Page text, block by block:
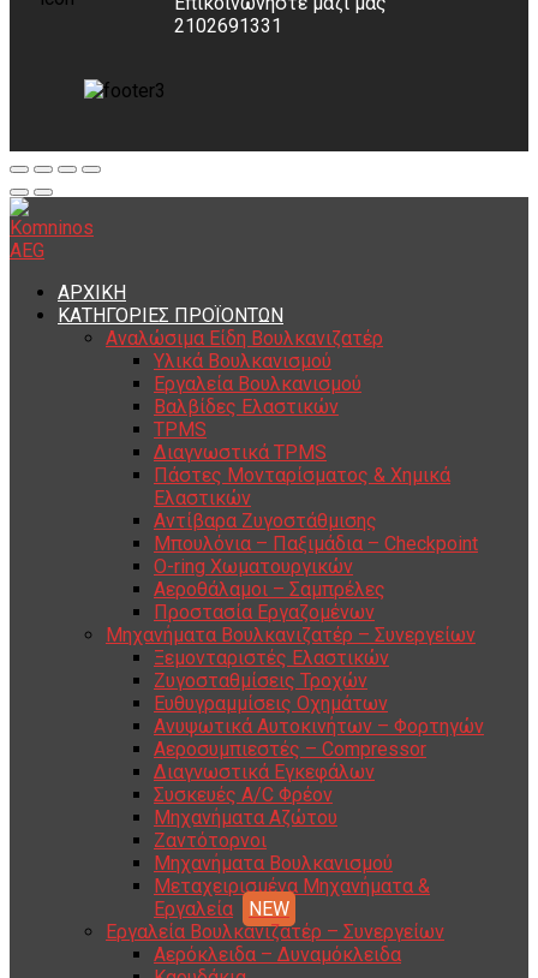
2102691331
ΑΡΧΙΚΗ
ΚΑΤΗΓΟΡΙΕΣ ΠΡΟΪΟΝΤΩΝ
Αναλώσιμα Είδη Βουλκανιζατέρ
Υλικά Βουλκανισμού
Εργαλεία Βουλκανισμού
Βαλβίδες Ελαστικών
TPMS
Διαγνωστικά TPMS
Πάστες Μονταρίσματος & Χημικά
Ελαστικών
Αντίβαρα Ζυγοστάθμισης
Μπουλόνια – Παξιμάδια – Checkpoint
O-ring Χωματουργικών
Αεροθάλαμοι – Σαμπρέλες
Προστασία Εργαζομένων
Μηχανήματα Βουλκανιζατέρ – Συνεργείων
Ξεμονταριστές Ελαστικών
Ζυγοσταθμίσεις Τροχών
Ευθυγραμμίσεις Οχημάτων
Ανυψωτικά Αυτοκινήτων – Φορτηγών
Αεροσυμπιεστές – Compressor
Διαγνωστικά Εγκεφάλων
Συσκευές A/C Φρέον
Μηχανήματα Αζώτου
Ζαντότορνοι
Μηχανήματα Βουλκανισμού
Μεταχειρισμένα Μηχανήματα &
Εργαλεία
Εργαλεία Βουλκανιζατέρ – Συνεργείων
Αερόκλειδα – Δυναμόκλειδα